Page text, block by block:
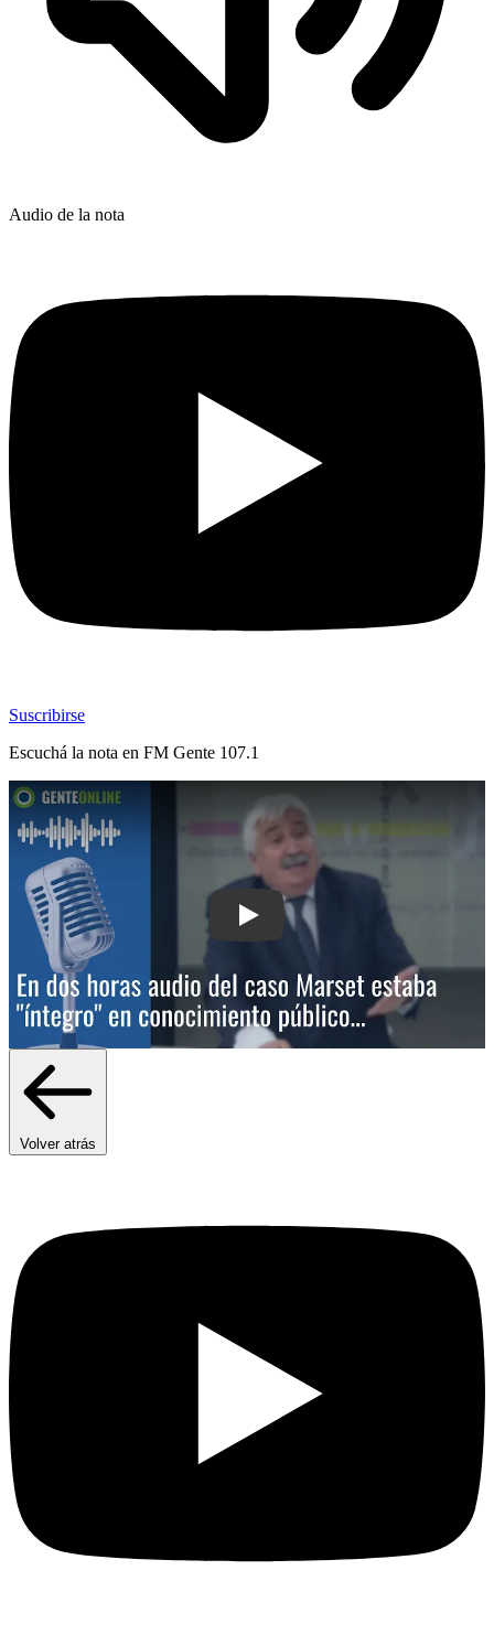
Audio de la nota
Suscribirse
Escuchá la nota en FM Gente 107.1
Play: En dos horas audio del caso
Volver atrás